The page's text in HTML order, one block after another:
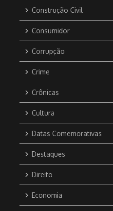
Construção Civil
Consumidor
Corrupção
Crime
Crônicas
Cultura
Datas Comemorativas
Destaques
Direito
Economia